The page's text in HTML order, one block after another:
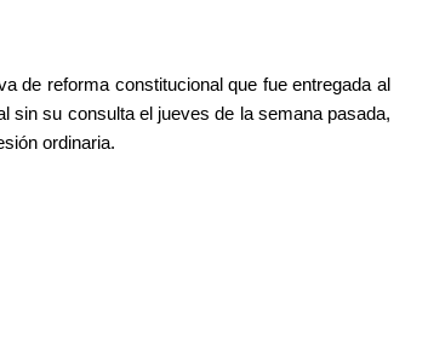
de reforma constitucional que fue entregada al
sin su consulta el jueves de la semana pasada,
ordinaria.